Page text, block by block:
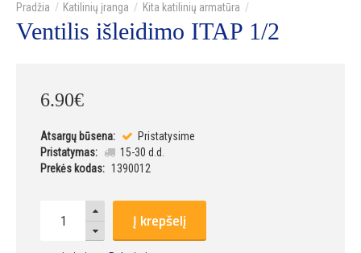
Katilinių įranga Kita katilinių armatūra
Ventilis išleidimo ITAP 1/2
6.90€
Atsargų būsena:
Pristatysime
Pristatymas:
15-30 d.d.
Prekės kodas: 1390012
Į krepšelį